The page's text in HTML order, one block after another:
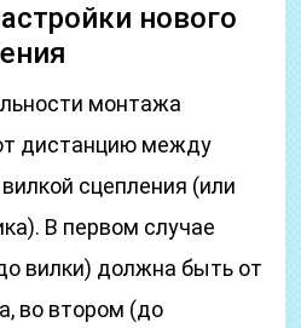
нового
монтажа
дистанцию между
сцепления (или
В первом случае
вилки) должна быть от
во втором (до